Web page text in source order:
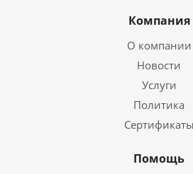
Компания
О компании
Новости
Услуги
Политика
Сертификаты
Помощь